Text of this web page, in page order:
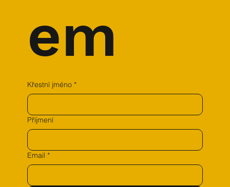
em
Křestní jméno *
Příjmení
Email *